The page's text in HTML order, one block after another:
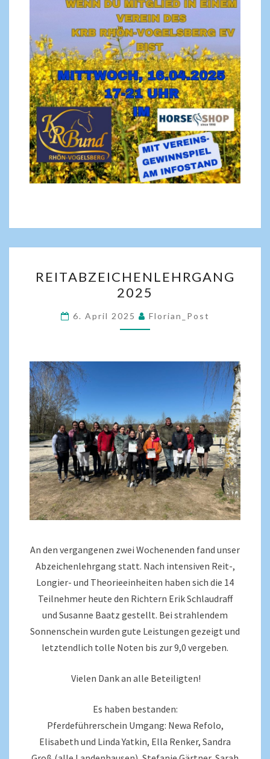
REITABZEICHENLEHRGANG
2025
6. April 2025 Florian_Post
An den vergangenen zwei Wochenenden fand unser
Abzeichenlehrgang statt. Nach intensiven Reit-,
Longier- und Theorieeinheiten haben sich die 14
Teilnehmer heute den Richtern Erik Schlaudraff
und Susanne Baatz gestellt. Bei strahlendem
Sonnenschein wurden gute Leistungen gezeigt und
letztendlich tolle Noten bis zur 9,0 vergeben.
Vielen Dank an alle Beteiligten!
Es haben bestanden:
Pferdeführerschein Umgang: Newa Refolo,
Elisabeth und Linda Yatkin, Ella Renker, Sandra